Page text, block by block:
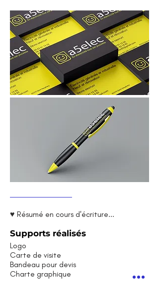
♥ Résumé en cours d'écriture...
Supports réalisés
Logo
Carte de visite
Bandeau pour devis
Charte graphique